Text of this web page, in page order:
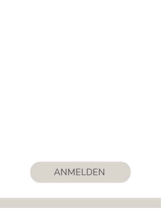
ANMELDEN